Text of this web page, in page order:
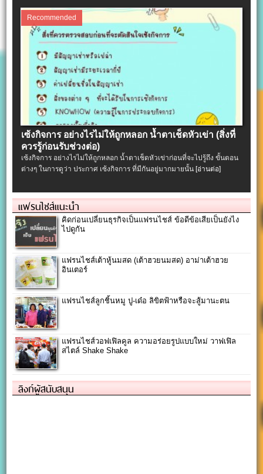
Recommended
เซ้งกิจการ อย่างไรไม่ให้ถูกหลอก น้ำตาเช็ดหัวเข่า (สิ่งที่
ควรรู้ก่อนรับช่วงต่อ)
เซ้งกิจการ อย่างไรไม่ให้ถูกหลอก น้ำตาเช็ดหัวเข่าก่อนที่จะไปรู้ถึง ขั้นตอน
ต่างๆ ในการดูว่า ประกาศ เซ้งกิจการ ที่มีกันอยู่มากมายนั้น[อ่านต่อ]
แฟรนไชส์แนะนำ
คิดก่อนเปลี่ยนธุรกิจเป็นแฟรนไชส์ ข้อดีข้อเสียเป็นยังไง
ไปดูกัน
แฟรนไชส์เต้าหู้นมสด (เต้าฮวยนมสด) อาม่าเต้าฮวย
อินเตอร์
แฟรนไชส์ลูกชิ้นหมู ปู-เด๋อ ลิขิตฟ้าหรือจะสู้มานะตน
แฟรนไชส์วอฟเฟิลคูล ความอร่อยรูปแบบใหม่ วาฟเฟิล
สไตล์ Shake Shake
ลิงก์ผู้สนับสนุน